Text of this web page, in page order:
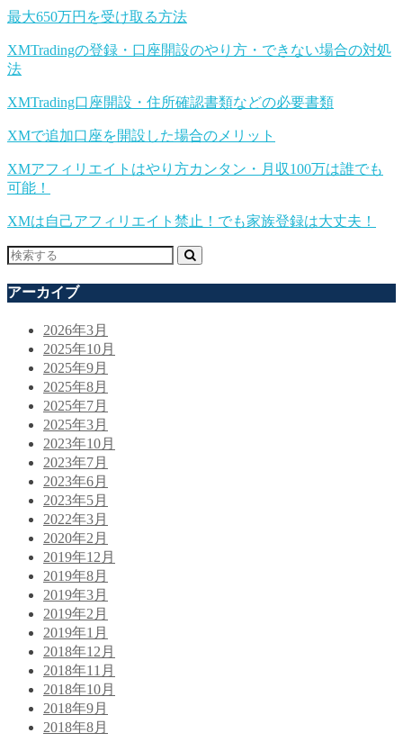
最大650万円を受け取る方法
XMTradingの登録・口座開設のやり方・できない場合の対処
法
XMTrading口座開設・住所確認書類などの必要書類
XMで追加口座を開設した場合のメリット
XMアフィリエイトはやり方カンタン・月収100万は誰でも
可能！
XMは自己アフィリエイト禁止！でも家族登録は大丈夫！
アーカイブ
2026年3月
2025年10月
2025年9月
2025年8月
2025年7月
2025年3月
2023年10月
2023年7月
2023年6月
2023年5月
2022年3月
2020年2月
2019年12月
2019年8月
2019年3月
2019年2月
2019年1月
2018年12月
2018年11月
2018年10月
2018年9月
2018年8月